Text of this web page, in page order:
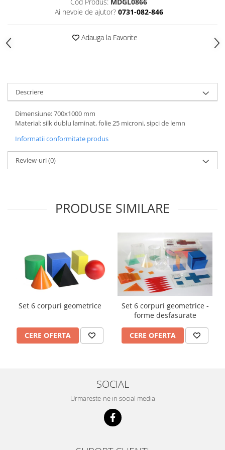
Cod Produs: MDGL0866
Ai nevoie de ajutor? 0731-082-846
Adauga la Favorite
Descriere
Dimensiune: 700x1000 mm
Material: silk dublu laminat, folie 25 microni, sipci de lemn
Informatii conformitate produs
Review-uri(0)
PRODUSE SIMILARE
Set 6 corpuri geometrice
CERE OFERTA
Set 6 corpuri geometrice -
forme desfasurate
CERE OFERTA
SOCIAL
Urmareste-ne in social media